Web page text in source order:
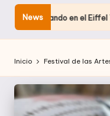
Newsen el Eiffel Tower
Inicio Festival de las